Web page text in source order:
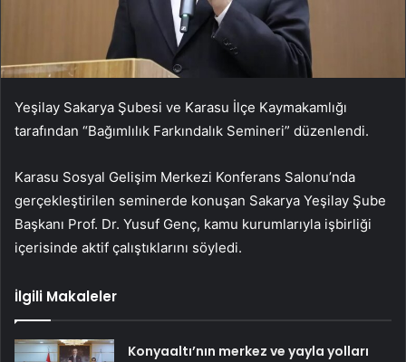
Yeşilay Sakarya Şubesi ve Karasu İlçe Kaymakamlığı
tarafından “Bağımlılık Farkındalık Semineri” düzenlendi.
Karasu Sosyal Gelişim Merkezi Konferans Salonu’nda
gerçekleştirilen seminerde konuşan Sakarya Yeşilay Şube
Başkanı Prof. Dr. Yusuf Genç, kamu kurumlarıyla işbirliği
içerisinde aktif çalıştıklarını söyledi.
İlgili Makaleler
Konyaaltı’nın merkez ve yayla yolları